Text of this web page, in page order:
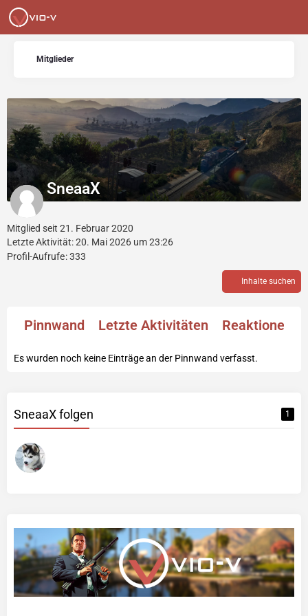
Mitglieder
SneaaX
Mitglied seit 21. Februar 2020
Letzte Aktivität:20. Mai 2026 um 23:26
Profil-Aufrufe 333
Inhalte suchen
Pinnwand Letzte Aktivitäten Reaktionen
Es wurden noch keine Einträge an der Pinnwand verfasst.
SneaaX folgen 1